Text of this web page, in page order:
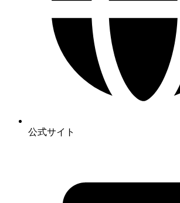
公式サイト